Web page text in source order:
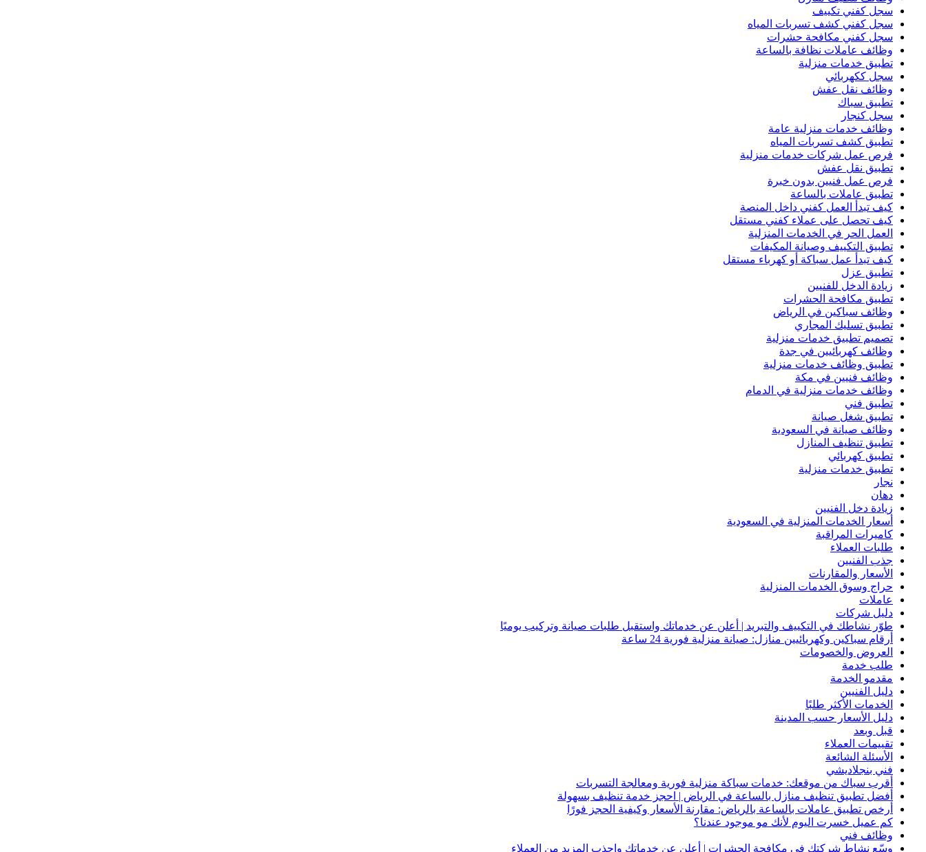
سجل كفني تكييف
سجل كفني كشف تسربات المياه
سجل كفني مكافحة حشرات
وظائف عاملات نظافة بالساعة
تطبيق خدمات منزلية
سجل ككهربائي
وظائف نقل عفش
تطبيق سباك
سجل كنجار
وظائف خدمات منزلية عامة
تطبيق كشف تسربات المياه
فرص عمل شركات خدمات منزلية
تطبيق نقل عفش
فرص عمل فنيين بدون خبرة
تطبيق عاملات بالساعة
كيف تبدأ العمل كفني داخل المنصة
كيف تحصل على عملاء كفني مستقل
العمل الحر في الخدمات المنزلية
تطبيق التكييف وصيانة المكيفات
كيف تبدأ عمل سباكة أو كهرباء مستقل
تطبيق عزل
زيادة الدخل للفنيين
تطبيق مكافحة الحشرات
وظائف سباكين في الرياض
تطبيق تسليك المجاري
تصميم تطبيق خدمات منزلية
وظائف كهربائيين في جدة
تطبيق وظائف خدمات منزلية
وظائف فنيين في مكة
وظائف خدمات منزلية في الدمام
تطبيق فني
تطبيق شغل صيانة
وظائف صيانة في السعودية
تطبيق تنظيف المنازل
تطبيق كهربائي
تطبيق خدمات منزلية
نجار
دهان
زيادة دخل الفنيين
أسعار الخدمات المنزلية في السعودية
كاميرات المراقبة
طلبات العملاء
جذب الفنيين
الأسعار والمقارنات
حراج وسوق الخدمات المنزلية
عاملات
دليل شركات
طوّر نشاطك في التكييف والتبريد | أعلن عن خدماتك واستقبل طلبات صيانة وتركيب يوميًا
أرقام سباكين وكهربائيين منازل: صيانة منزلية فورية 24 ساعة
العروض والخصومات
طلب خدمة
مقدمو الخدمة
دليل الفنيين
الخدمات الأكثر طلبًا
دليل الأسعار حسب المدينة
قبل وبعد
تقييمات العملاء
الأسئلة الشائعة
فني بنجلاديشي
أقرب سباك من موقعك: خدمات سباكة منزلية فورية ومعالجة التسربات
أفضل تطبيق تنظيف منازل بالساعة في الرياض | احجز خدمة تنظيف بسهولة
أرخص تطبيق عاملات بالساعة بالرياض: مقارنة الأسعار وكيفية الحجز فورًا
كم عميل خسرت اليوم لأنك مو موجود عندنا؟
وظائف فني
وسّع نشاط شركتك في مكافحة الحشرات | أعلن عن خدماتك واجذب المزيد من العملاء